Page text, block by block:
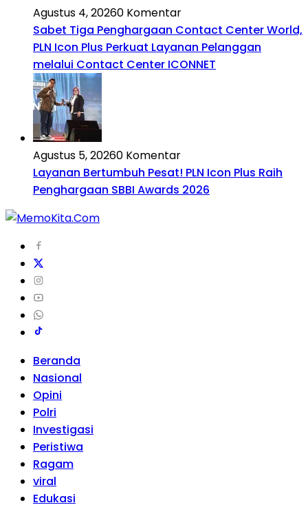
Agustus 4, 20260 Komentar
Sabet Tiga Penghargaan Contact Center World,
PLN Icon Plus Perkuat Layanan Pelanggan
melalui Contact Center ICONNET
Agustus 5, 20260 Komentar
Layanan Bertumbuh Pesat! PLN Icon Plus Raih
Penghargaan SBBI Awards 2026
Beranda
Nasional
Opini
Polri
Investigasi
Peristiwa
Ragam
viral
Edukasi